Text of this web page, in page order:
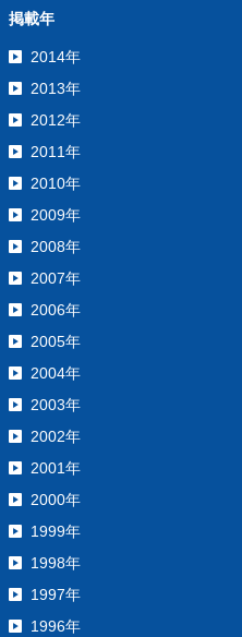
掲載年
2014年
2013年
2012年
2011年
2010年
2009年
2008年
2007年
2006年
2005年
2004年
2003年
2002年
2001年
2000年
1999年
1998年
1997年
1996年